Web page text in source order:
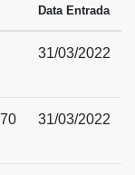
Data Entrada
31/03/2022
31/03/2022